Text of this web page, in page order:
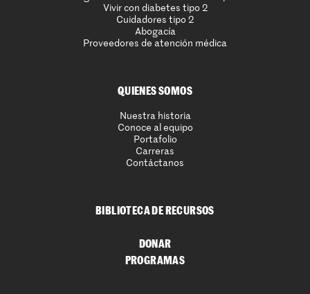
Vivir con diabetes tipo 2
Cuidadores tipo 2
Abogacía
Proveedores de atención médica
QUIENES SOMOS
Nuestra historia
Conoce al equipo
Portafolio
Carreras
Contáctanos
BIBLIOTECA DE RECURSOS
DONAR
PROGRAMAS